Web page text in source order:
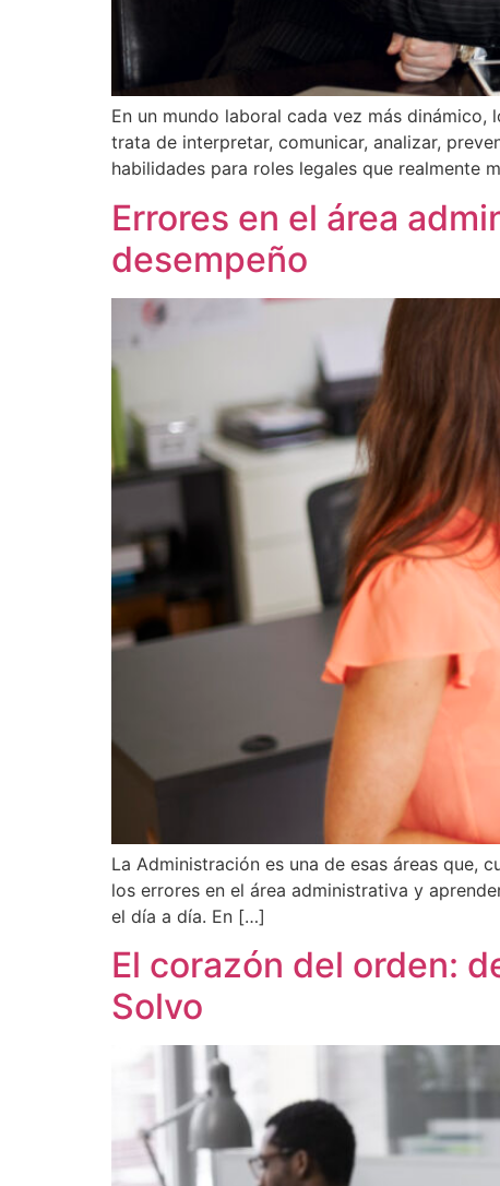
En un mundo laboral cada vez más
trata de interpretar, comunicar, analizar,
habilidades para roles legales que realmente
Errores en el área
desempeño
La Administración es una de esas áreas que,
los errores en el área administrativa y
el día a día. En […]
El corazón del orden:
Solvo